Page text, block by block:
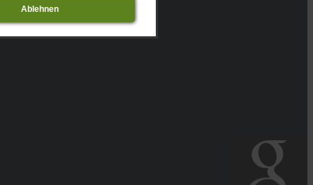
Ablehnen